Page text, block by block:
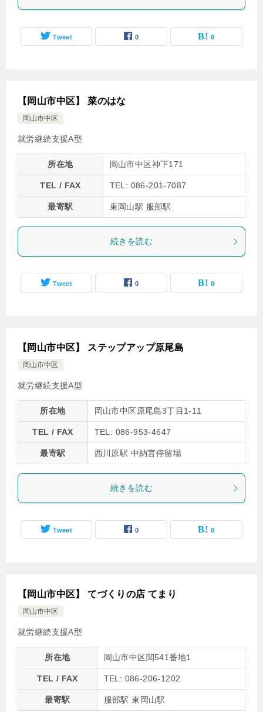
Tweet 0 0
【岡山市中区】 菜のはな
岡山市中区
就労継続支援A型
所在地 岡山市中区神下171
TEL / FAX TEL: 086-201-7087
最寄駅 東岡山駅 服部駅
続きを読む
Tweet 0 0
【岡山市中区】 ステップアップ原尾島
岡山市中区
就労継続支援A型
所在地 岡山市中区原尾島3丁目1-11
TEL / FAX TEL: 086-953-4647
最寄駅 西川原駅 中納言停留場
続きを読む
Tweet 0 0
【岡山市中区】 てづくりの店 てまり
岡山市中区
就労継続支援A型
所在地 岡山市中区関541番地1
TEL / FAX TEL: 086-206-1202
最寄駅 服部駅 東岡山駅